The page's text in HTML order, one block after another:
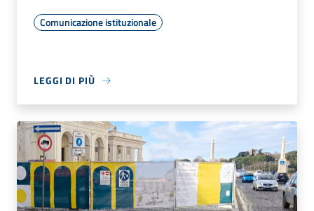
Comunicazione istituzionale
LEGGI DI PIÙ